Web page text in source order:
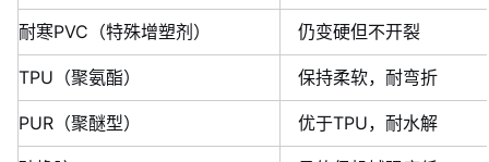
耐寒PVC（特殊增塑剂） 仍变硬但不开裂
TPU（聚氨酯） 保持柔软，耐弯折
PUR（聚醚型） 优于TPU，耐水解